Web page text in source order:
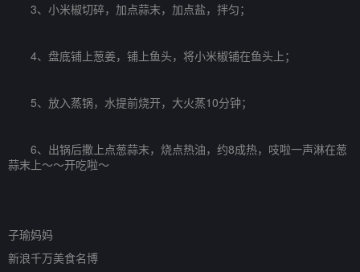
3、小米椒切碎，加点蒜末，加点盐，拌匀；
4、盘底铺上葱姜，铺上鱼头，将小米椒铺在鱼头上；
5、放入蒸锅，水提前烧开，大火蒸10分钟；
6、出锅后撒上点葱蒜末，烧点热油，约8成热，吱啦一声淋在葱
蒜末上～～开吃啦～
子瑜妈妈
新浪千万美食名博